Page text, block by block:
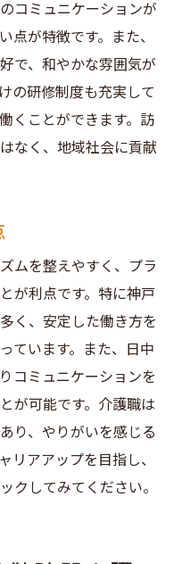
連携
す地域活性
活動
コミュニケーションが
点が特徴です。また、
で、和やかな雰囲気が
の研修制度も充実して
くことができます。訪
なく、地域社会に貢献
ムを整えやすく、プラ
が利点です。特に神戸
く、安定した働き方を
ています。また、日中
コミュニケーションを
が可能です。介護職は
り、やりがいを感じる
リアアップを目指し、
クしてみてください。